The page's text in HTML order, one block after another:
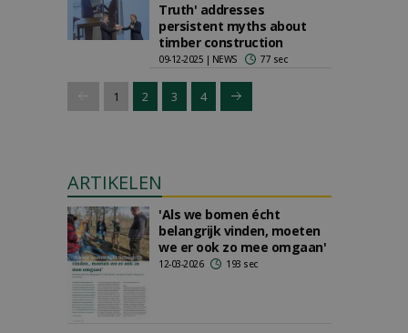
Truth' addresses
persistent myths about
timber construction
09-12-2025 | NEWS 77 sec
1 2 3 4
ARTIKELEN
'Als we bomen écht
belangrijk vinden, moeten
we er ook zo mee omgaan'
12-03-2026 193 sec